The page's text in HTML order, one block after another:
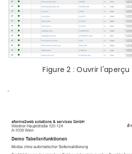
Figure 2 : Ouvrir
.